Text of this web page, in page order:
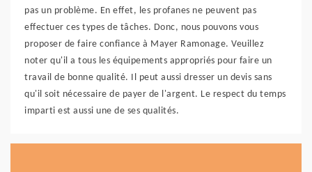
pas un problème. En effet, les profanes ne peuvent pas
effectuer ces types de tâches. Donc, nous pouvons vous
proposer de faire confiance à Mayer Ramonage. Veuillez
noter qu'il a tous les équipements appropriés pour faire un
travail de bonne qualité. Il peut aussi dresser un devis sans
qu'il soit nécessaire de payer de l'argent. Le respect du temps
imparti est aussi une de ses qualités.